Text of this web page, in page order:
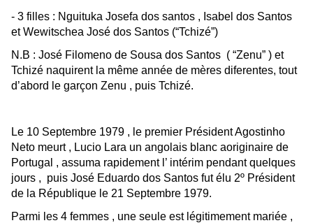
- 3 filles : Nguituka Josefa dos santos , Isabel dos Santos
et Wewitschea José dos Santos (“Tchizé”)
N.B : José Filomeno de Sousa dos Santos ( “Zenu” ) et
Tchizé naquirent la même année de mères diferentes, tout
d’abord le garçon Zenu , puis Tchizé.
Le 10 Septembre 1979 , le premier Président Agostinho
Neto meurt , Lucio Lara un angolais blanc aoriginaire de
Portugal , assuma rapidement l’ intérim pendant quelques
jours , puis José Eduardo dos Santos fut élu 2º Président
de la République le 21 Septembre 1979.
Parmi les 4 femmes , une seule est légitimement mariée ,